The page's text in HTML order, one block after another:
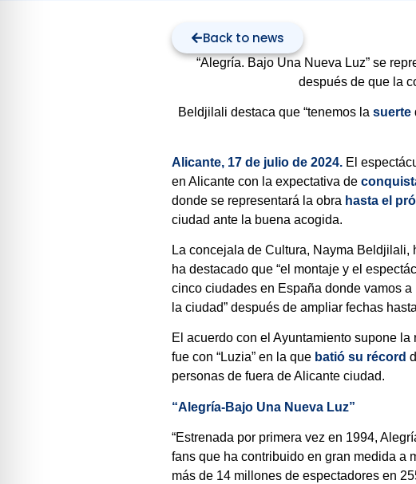
Back to news
“Alegría. Bajo Una Nueva Luz” se
después de que la
Beldjilali destaca que “tenemos la suerte
Alicante, 17 de julio de 2024. El
en Alicante con la expectativa de
donde se representará la obra hasta el
ciudad ante la buena acogida.
La concejala de Cultura, Nayma
ha destacado que “el montaje y el
cinco ciudades en España donde vamos a
la ciudad” después de ampliar fechas
El acuerdo con el Ayuntamiento supone
fue con “Luzia” en la que batió su récord
personas de fuera de Alicante ciudad.
“Alegría-Bajo Una Nueva Luz”
“Estrenada por primera vez en 1994,
fans que ha contribuido en gran medida a
más de 14 millones de espectadores en